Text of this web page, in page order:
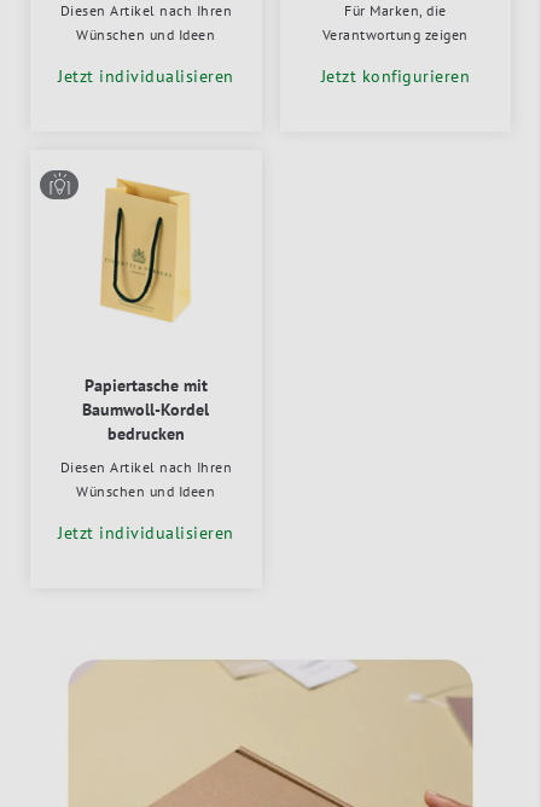
Diesen Artikel nach Ihren
Wünschen und Ideen
Jetzt individualisieren
Für Marken, die
Verantwortung zeigen
Jetzt konfigurieren
Papiertasche mit
Baumwoll-Kordel
bedrucken
Diesen Artikel nach Ihren
Wünschen und Ideen
Jetzt individualisieren